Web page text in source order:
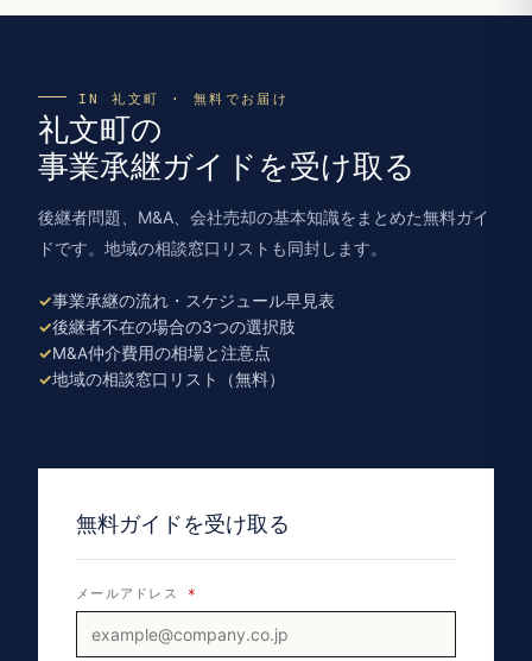
IN 礼文町 · 無料でお届け
礼文町の
事業承継ガイドを受け取る
後継者問題、M&A、会社売却の基本知識をまとめた無料ガイ
ドです。地域の相談窓口リストも同封します。
事業承継の流れ・スケジュール早見表
後継者不在の場合の3つの選択肢
M&A仲介費用の相場と注意点
地域の相談窓口リスト（無料）
無料ガイドを受け取る
メールアドレス *